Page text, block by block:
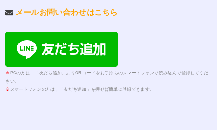
メールお問い合わせはこちら
※ PCの方は、「友だち追加」よりQRコードをお手持ちのスマートフォンで読み込んで登録してくだ
さい。
※ スマートフォンの方は、「友だち追加」を押せば簡単に登録できます。